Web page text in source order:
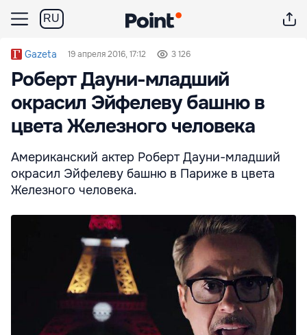
RU
Gazeta 19 апреля 2016, 17:12 3 126
Роберт Дауни-младший
окрасил Эйфелеву башню в
цвета Железного человека
Американский актер Роберт Дауни-младший
окрасил Эйфелеву башню в Париже в цвета
Железного человека.